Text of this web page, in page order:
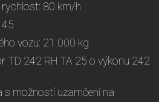
80 km/h
45
vozu: 21.000 kg
TD 242 RH TA 25 o výkonu 242
možností uzamčení na